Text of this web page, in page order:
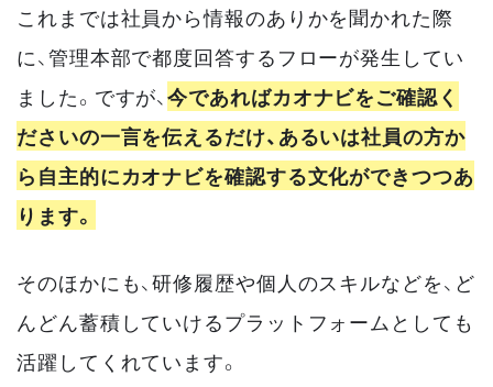
これまでは社員から情報のありかを聞かれた際
に、管理本部で都度回答するフローが発生してい
ました。ですが、今であればカオナビをご確認く
ださいの一言を伝えるだけ、あるいは社員の方か
ら自主的にカオナビを確認する文化ができつつあ
ります。
そのほかにも、研修履歴や個人のスキルなどを、ど
んどん蓄積していけるプラットフォームとしても
活躍してくれています。